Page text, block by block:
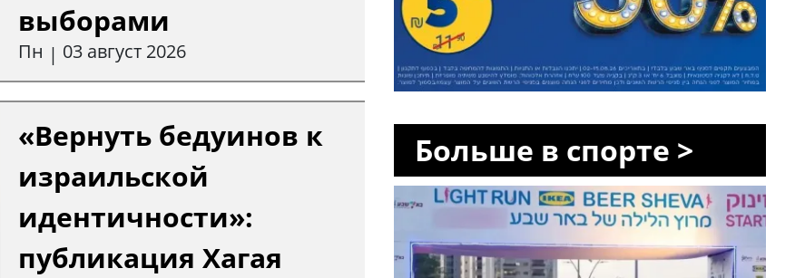
выборами
Пн | 03 август 2026
«Вернуть бедуинов к
израильской
идентичности»:
публикация Хагая
Больше в спорте >